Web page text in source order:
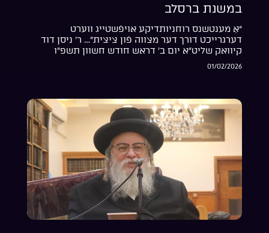
במשנת ברסלב
“אַ מענטשנס רוחניותדיקע אויפֿשטייג ווערט
דערגרייכט דורך דער מצווה פֿון ציצית”… ר’ ניסן דוד
קיוואק שליט”א יום ב’ דראש חודש חשוון תשפ”ו
01/02/2026